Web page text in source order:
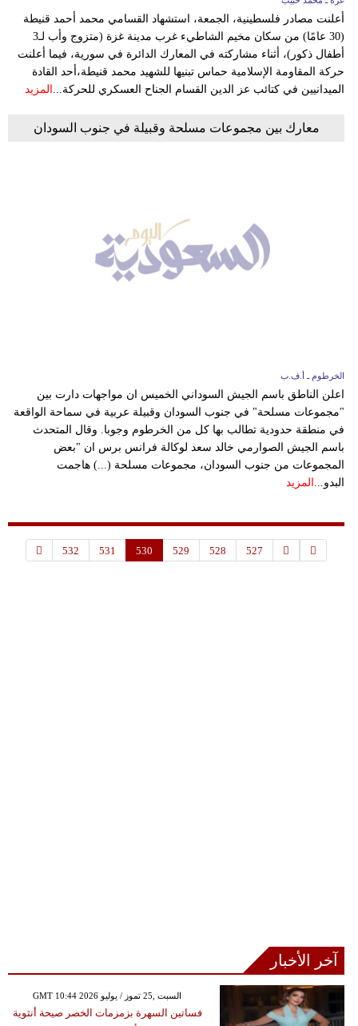
أعلنت مصادر فلسطينية، الجمعة، استشهاد القسامي محمد أحمد قنيطة
(30 عامًا) من سكان مخيم الشاطيء غرب مدينة غزة (متزوج وأب لـ3
أطفال ذكور)، أثناء مشاركته في المعارك الدائرة في سورية، فيما أعلنت
حركة المقاومة الإسلامية حماس تبنيها للشهيد محمد قنيطة،أحد القادة
الميدانيين في كتائب عز الدين القسام الجناح العسكري للحركة... المزيد
معارك بين مجموعات مسلحة وقبيلة في جنوب السودان
الخرطوم ـ أ.ف.ب
اعلن الناطق باسم الجيش السوداني الخميس ان مواجهات دارت بين
"مجموعات مسلحة" في جنوب السودان وقبيلة عربية في سماحة الواقعة
في منطقة حدودية تطالب بها كل من الخرطوم وجوبا. وقال المتحدث
باسم الجيش الصوارمي خالد سعد لوكالة فرانس برس ان "بعض
المجموعات من جنوب السودان، مجموعات مسلحة (...) هاجمت
البدو... المزيد
527
528
529
530
531
532
آخر الأخبار
GMT 10:44 2026 السبت ,25 تموز / يوليو
فساتين السهرة بزمزمات الخصر صيحة أنثوية